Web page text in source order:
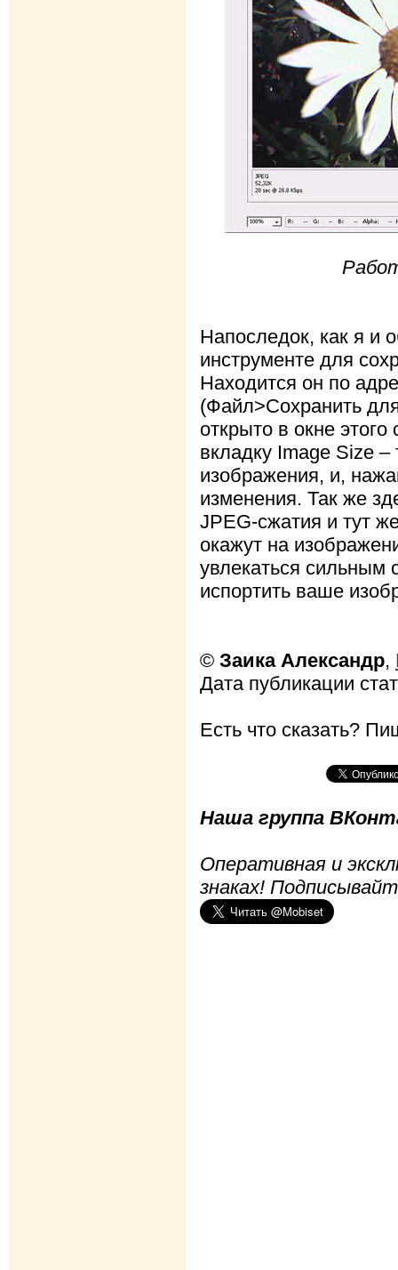
Напоследок, как я и
инструменте для
Находится он по
(Файл>Сохранить
открыто в окне
вкладку Image Size
изображения, и,
изменения. Так же
JPEG-сжатия и тут
окажут на
увлекаться сильным
испортить ваше
© Заика Александр,
Дата публикации
Есть что сказать?
Наша группа
Оперативная и
знаках!